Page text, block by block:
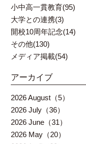
小中高一貫教育(95)
大学との連携(3)
開校10周年記念(14)
その他(130)
メディア掲載(54)
アーカイブ
2026 August（5）
2026 July（36）
2026 June（31）
2026 May（20）